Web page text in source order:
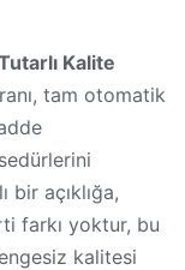
Kalite
tam otomatik
açıklığa,
farkı yoktur, bu
kalitesi